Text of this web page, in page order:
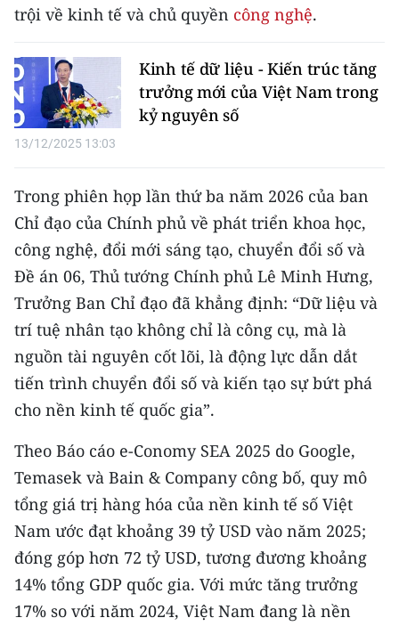
Media Thế giới
Media Thể thao
Media Giáo dục
Media Y tế
Media Môi trường
Ảnh
Infographic
TIN MỚI
TIN ĐỊA PHƯƠNG
Đồng bằng sông Hồng
Bắc Trung Bộ
Duyên hải Nam Trung Bộ và Tây
Nguyên
Đông Nam Bộ
trội về kinh tế và chủ quyền công nghệ.
Kinh tế dữ liệu - Kiến trúc tăng
trưởng mới của Việt Nam trong
kỷ nguyên số
13/12/2025 13:03
Trong phiên họp lần thứ ba năm 2026 của ban
Chỉ đạo của Chính phủ về phát triển khoa học,
công nghệ, đổi mới sáng tạo, chuyển đổi số và
Đề án 06, Thủ tướng Chính phủ Lê Minh Hưng,
Trưởng Ban Chỉ đạo đã khẳng định: “Dữ liệu và
trí tuệ nhân tạo không chỉ là công cụ, mà là
nguồn tài nguyên cốt lõi, là động lực dẫn dắt
tiến trình chuyển đổi số và kiến tạo sự bứt phá
cho nền kinh tế quốc gia”.
Theo Báo cáo e-Conomy SEA 2025 do Google,
Temasek và Bain & Company công bố, quy mô
tổng giá trị hàng hóa của nền kinh tế số Việt
Nam ước đạt khoảng 39 tỷ USD vào năm 2025;
đóng góp hơn 72 tỷ USD, tương đương khoảng
14% tổng GDP quốc gia. Với mức tăng trưởng
17% so với năm 2024, Việt Nam đang là nền